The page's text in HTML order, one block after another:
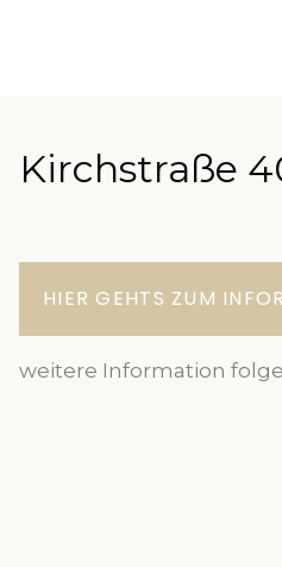
Kirchstraße
HIER GEHTS ZUM
weitere Information